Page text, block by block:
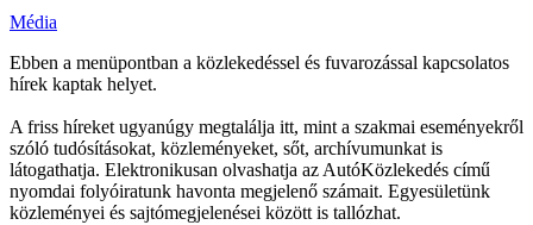
Média
Ebben a menüpontban a közlekedéssel és fuvarozással kapcsolatos
hírek kaptak helyet.
A friss híreket ugyanúgy megtalálja itt, mint a szakmai eseményekről
szóló tudósításokat, közleményeket, sőt, archívumunkat is
látogathatja. Elektronikusan olvashatja az AutóKözlekedés című
nyomdai folyóiratunk havonta megjelenő számait. Egyesületünk
közleményei és sajtómegjelenései között is tallózhat.